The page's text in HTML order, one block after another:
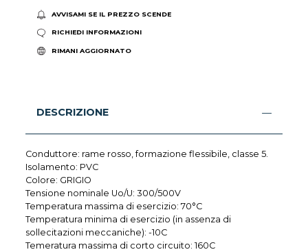
AVVISAMI SE IL PREZZO SCENDE
RICHIEDI INFORMAZIONI
RIMANI AGGIORNATO
DESCRIZIONE
Conduttore: rame rosso, formazione flessibile, classe 5.
Isolamento: PVC
Colore: GRIGIO
Tensione nominale Uo/U: 300/500V
Temperatura massima di esercizio: 70°C
Temperatura minima di esercizio (in assenza di
sollecitazioni meccaniche): -10C
Temeratura massima di corto circuito: 160C